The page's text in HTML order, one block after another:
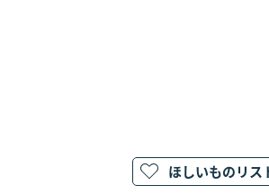
ほしいものリス